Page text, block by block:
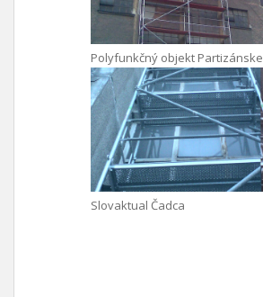
Polyfunkčný objekt Partizánske
Slovaktual Čadca